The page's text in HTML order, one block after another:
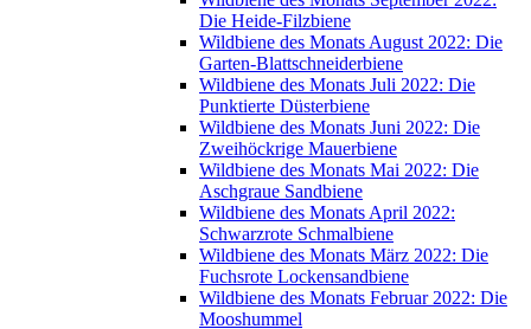
Die Heide-Filzbiene
Wildbiene des Monats August 2022: Die
Garten-Blattschneiderbiene
Wildbiene des Monats Juli 2022: Die
Punktierte Düsterbiene
Wildbiene des Monats Juni 2022: Die
Zweihöckrige Mauerbiene
Wildbiene des Monats Mai 2022: Die
Aschgraue Sandbiene
Wildbiene des Monats April 2022:
Schwarzrote Schmalbiene
Wildbiene des Monats März 2022: Die
Fuchsrote Lockensandbiene
Wildbiene des Monats Februar 2022: Die
Mooshummel